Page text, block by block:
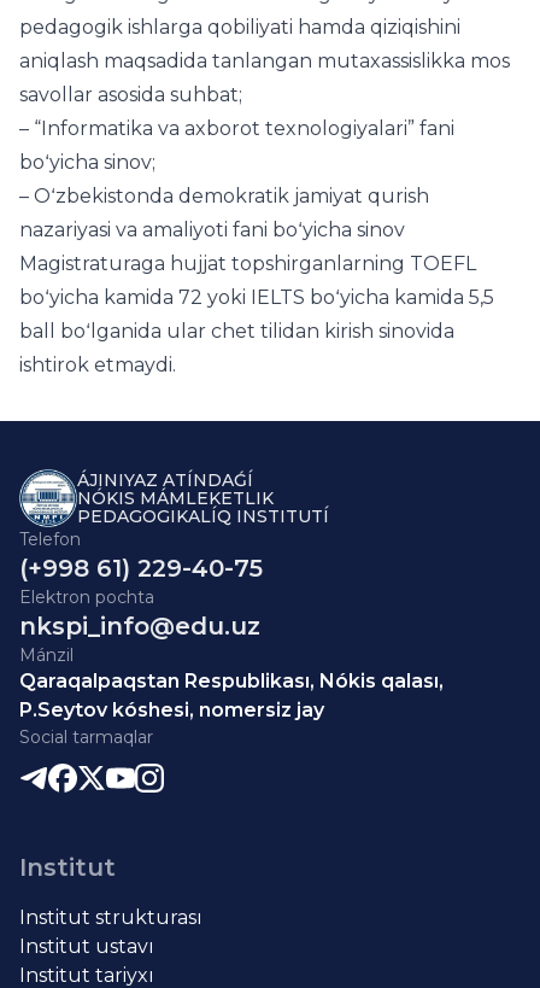
pedagogik ishlarga qobiliyati hamda qiziqishini
aniqlash maqsadida tanlangan mutaxassislikka mos
savollar asosida suhbat;
– “Informatika va axborot texnologiyalari” fani
boʻyicha sinov;
– Oʻzbekistonda demokratik jamiyat qurish
nazariyasi va amaliyoti fani boʻyicha sinov
Magistraturaga hujjat topshirganlarning TOEFL
boʻyicha kamida 72 yoki IELTS boʻyicha kamida 5,5
ball boʻlganida ular chet tilidan kirish sinovida
ishtirok etmaydi.
ÁJINIYAZ ATÍNDAǴÍ
NÓKIS MÁMLEKETLIK
PEDAGOGIKALÍQ INSTITUTÍ
Telefon
(+998 61) 229-40-75
Elektron pochta
nkspi_info@edu.uz
Mánzil
Qaraqalpaqstan Respublikası, Nókis qalası,
P.Seytov kóshesi, nomersiz jay
Social tarmaqlar
Institut
Institut strukturası
Institut ustavı
Institut tariyxı